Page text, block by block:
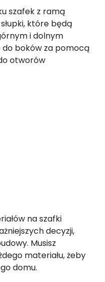
szafek z ramą
które będą
i dolnym
do boków za pomocą
otworów
na szafki
decyzji,
Musisz
materiału, żeby
domu.